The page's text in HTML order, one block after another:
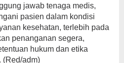
jawab tenaga medis,
pasien dalam kondisi
kesehatan, terlebih pada
penanganan segera,
hukum dan etika
(Red/adm)